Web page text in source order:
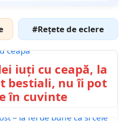
#Rețete de eclere
iuți cu ceapă, la
bestiali, nu îi pot
în cuvinte